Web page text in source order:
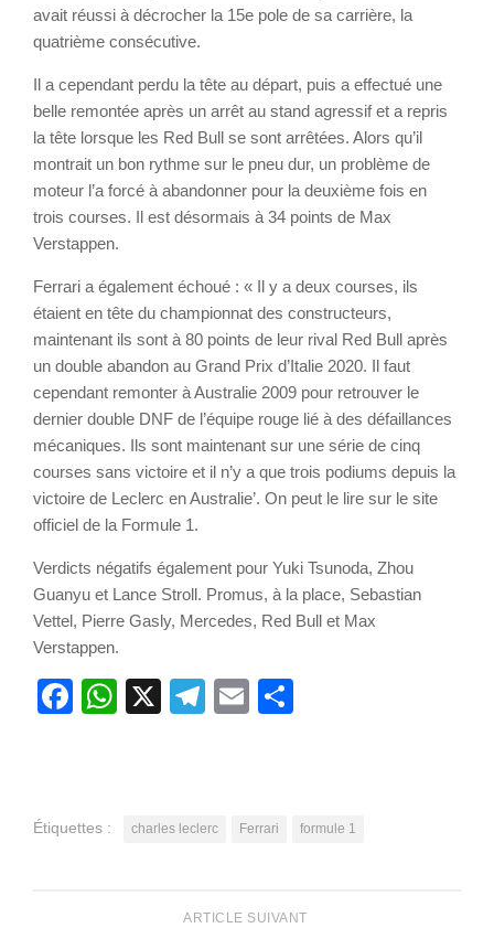
avait réussi à décrocher la 15e pole de sa carrière, la
quatrième consécutive.
Il a cependant perdu la tête au départ, puis a effectué une
belle remontée après un arrêt au stand agressif et a repris
la tête lorsque les Red Bull se sont arrêtées. Alors qu’il
montrait un bon rythme sur le pneu dur, un problème de
moteur l’a forcé à abandonner pour la deuxième fois en
trois courses. Il est désormais à 34 points de Max
Verstappen.
Ferrari a également échoué : « Il y a deux courses, ils
étaient en tête du championnat des constructeurs,
maintenant ils sont à 80 points de leur rival Red Bull après
un double abandon au Grand Prix d’Italie 2020. Il faut
cependant remonter à Australie 2009 pour retrouver le
dernier double DNF de l’équipe rouge lié à des défaillances
mécaniques. Ils sont maintenant sur une série de cinq
courses sans victoire et il n’y a que trois podiums depuis la
victoire de Leclerc en Australie’. On peut le lire sur le site
officiel de la Formule 1.
Verdicts négatifs également pour Yuki Tsunoda, Zhou
Guanyu et Lance Stroll. Promus, à la place, Sebastian
Vettel, Pierre Gasly, Mercedes, Red Bull et Max
Verstappen.
Facebook
WhatsApp
X Telegram
Email
Étiquettes : charles leclerc Ferrari formule 1
ARTICLE SUIVANT